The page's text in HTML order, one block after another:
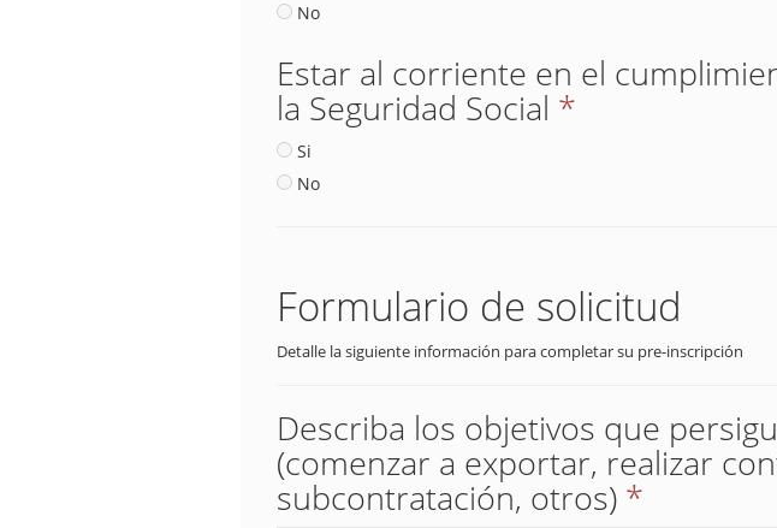
No
Estar al corriente en el
la Seguridad Social *
Si
No
Formulario de solicitud
Detalle la siguiente información para completar su pre-inscripción
Describa los objetivos que
(comenzar a exportar, realizar
subcontratación, otros) *